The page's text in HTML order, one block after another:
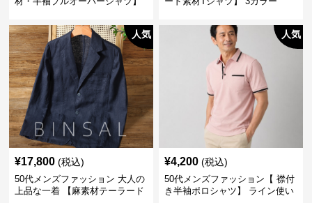
人気
¥17,800 (税込)
50代メンズファッション 大人の
上品な一着 【麻素材テーラード
人気
¥4,200 (税込)
50代メンズファッション【 襟付
き半袖ポロシャツ】 ライン使い